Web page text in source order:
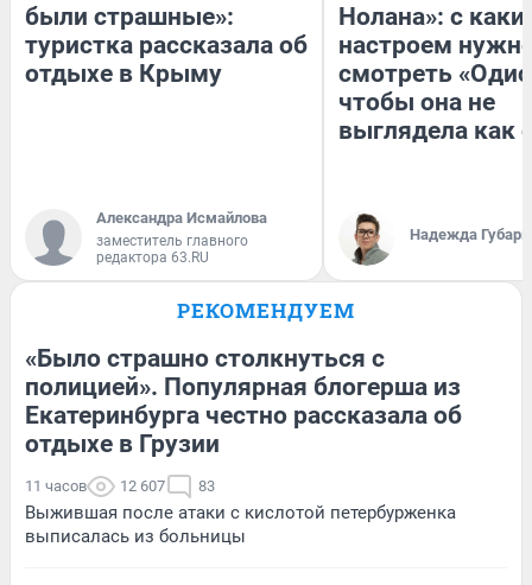
были страшные»:
туристка рассказала об
отдыхе в Крыму
Александра Исмайлова
заместитель главного
редактора 63.RU
Нолана»: с
настроем
смотреть
чтобы она не
выглядела как
Надежда Губарь
РЕКОМЕНДУЕМ
«Было страшно столкнуться с
полицией». Популярная блогерша из
Екатеринбурга честно рассказала об
отдыхе в Грузии
11 часов 12 607 83
Выжившая после атаки с кислотой петербурженка
выписалась из больницы